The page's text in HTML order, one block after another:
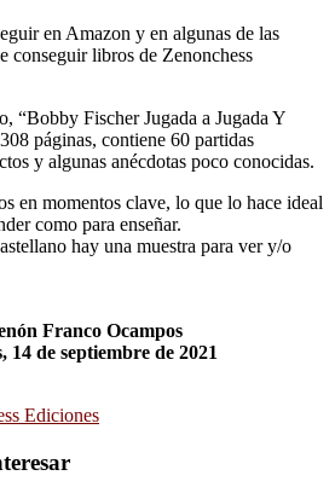
en Amazon y en algunas de las
conseguir libros de Zenonchess
“Bobby Fischer Jugada a Jugada Y
páginas, contiene 60 partidas
y algunas anécdotas poco conocidas.
en momentos clave, lo que lo hace ideal
como para enseñar.
hay una muestra para ver y/o
Franco Ocampos
14 de septiembre de 2021
Ediciones